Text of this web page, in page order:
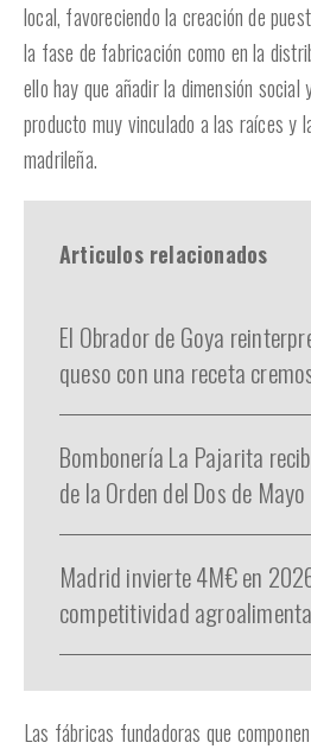
local, favoreciendo la creación de
la fase de fabricación como en la
ello hay que añadir la dimensión social
producto muy vinculado a las raíces y
madrileña.
Articulos relacionados
El Obrador de Goya
queso con una receta
Bombonería La Pajarita
de la Orden del Dos de Mayo
Madrid invierte 4M€ en
competitividad
Las fábricas fundadoras que